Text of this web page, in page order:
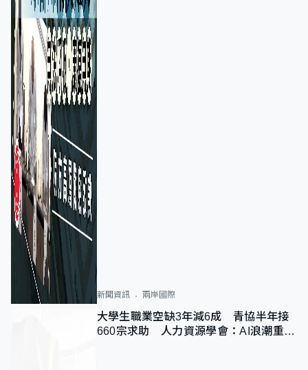
新聞資訊 兩岸國際
大學生職業空缺3年減6成 青協半年接
660宗求助 人力資源學會：AI浪潮重整